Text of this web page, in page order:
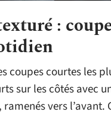
:
coupes courtes les
sur les côtés avec
vers